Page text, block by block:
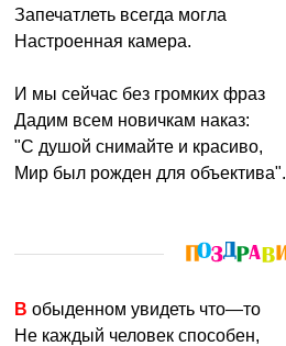
Запечатлеть всегда могла
Настроенная камера.
И мы сейчас без громких фраз
Дадим всем новичкам наказ:
"С душой снимайте и красиво,
Мир был рожден для объектива".
В обыденном увидеть что—то
Не каждый человек способен,